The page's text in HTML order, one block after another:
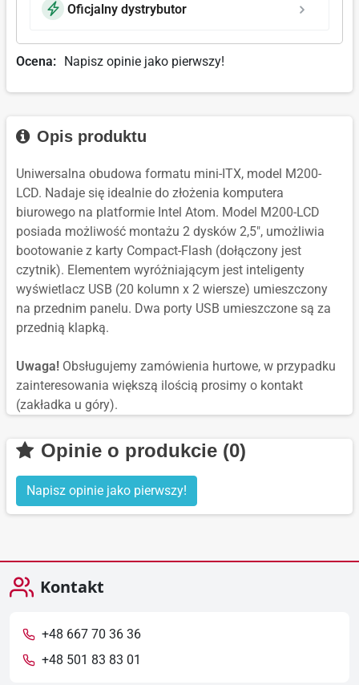
Oficjalny dystrybutor
Ocena: Napisz opinie jako pierwszy!
Opis produktu
Uniwersalna obudowa formatu mini-ITX, model M200-
LCD. Nadaje się idealnie do złożenia komputera
biurowego na platformie Intel Atom. Model M200-LCD
posiada możliwość montażu 2 dysków 2,5", umożliwia
bootowanie z karty Compact-Flash (dołączony jest
czytnik). Elementem wyróżniającym jest inteligenty
wyświetlacz USB (20 kolumn x 2 wiersze) umieszczony
na przednim panelu. Dwa porty USB umieszczone są za
przednią klapką.
Uwaga! Obsługujemy zamówienia hurtowe, w przypadku
zainteresowania większą ilością prosimy o kontakt
(zakładka u góry).
Opinie o produkcie (0)
Napisz opinie jako pierwszy!
Kontakt
+48 667 70 36 36
+48 501 83 83 01